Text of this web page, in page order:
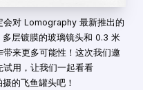
会对 Lomography 最新推出的
层镀膜的玻璃镜头和 0.3 米
来更多可能性！这次我们邀
用，让我们一起看看
的飞鱼罐头吧！